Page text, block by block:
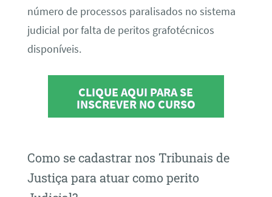
número de processos paralisados no sistema
judicial por falta de peritos grafotécnicos
disponíveis.
CLIQUE AQUI PARA SE
INSCREVER NO CURSO
Como se cadastrar nos Tribunais de
Justiça para atuar como perito